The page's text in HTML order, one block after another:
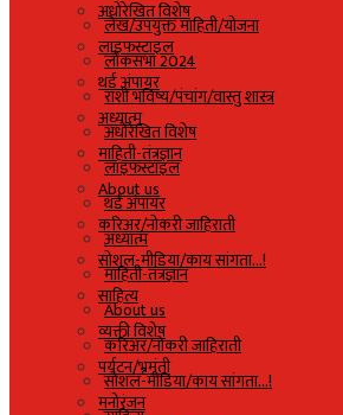
अधोरेखित विशेष
लाइफस्टाइल
थर्ड अंपायर
अध्यात्म
माहिती-तंत्रज्ञान
About us
करिअर/नोकरी जाहिराती
सोशल-मीडिया/काय सांगता…!
साहित्य
व्यक्ती विशेष
पर्यटन/भ्रमंती
मनोरंजन
लेख/उपयुक्त माहिती/योजना
लोकसभा 2024
राशी भविष्य/पंचांग/वास्तु शास्त्र
अधोरेखित विशेष
लाइफस्टाइल
थर्ड अंपायर
अध्यात्म
माहिती-तंत्रज्ञान
About us
करिअर/नोकरी जाहिराती
सोशल-मीडिया/काय सांगता…!